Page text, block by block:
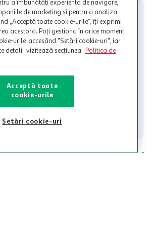
cu alti comercianți sau pentru alte
mentionate in Termene si Conditii. Auchan
utilizarii Cardului in perioada in
sau in perioada in care sunt efectuate
tehnice la sistemul de utilizarea al Cardului.
mereu la dispozitie.
9141 contact@auchan.ro
Contact
a îmbunătăți experiența de navigare,
de marketing și pentru a analiza
„Acceptă toate cookie-urile”, îți exprimi
acestora. Poți gestiona în orice moment
urile, accesând "Setări cookie-uri", iar
detalii, vizitează secțiunea
Politica de
Acceptă toate
cookie-urile
Setări cookie-uri